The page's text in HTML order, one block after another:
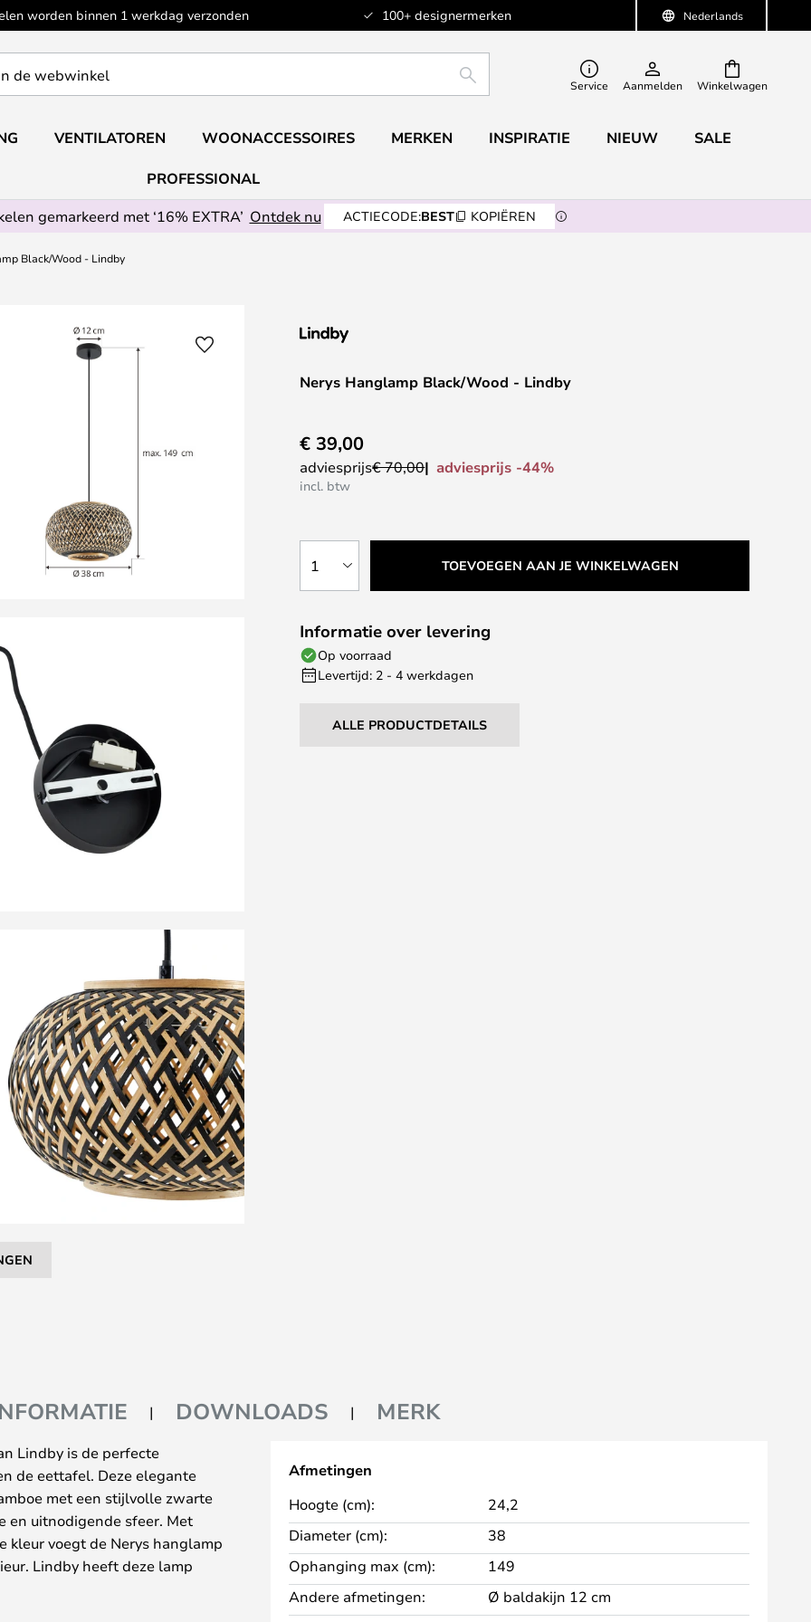
Nederlands
worden binnen 1 werkdag verzonden 100+ designermerken
Winkelwagen
ZOEKEN Service Aanmelden
VENTILATOREN WOONACCESSOIRES MERKEN INSPIRATIE NIEUW SALE
PROFESSIONAL
gemarkeerd met ‘16% EXTRA’ Ontdek nu ACTIECODE:BEST KOPIËREN
Black/Wood - Lindby
Nerys Hanglamp Black/Wood - Lindby
€ 39,00
adviesprijs€ 70,00 adviesprijs -44%
incl. btw
1 TOEVOEGEN AAN JE WINKELWAGEN
Informatie over levering
Op voorraad
Levertijd: 2 - 4 werkdagen
ALLE PRODUCTDETAILS
DOWNLOADS MERK
Lindby is de perfecte
de eettafel. Deze elegante
met een stijlvolle zwarte
en uitnodigende sfeer. Met
kleur voegt de Nerys hanglamp
Lindby heeft deze lamp
in gedachten,
Afmetingen
Hoogte (cm):
24,2
Diameter (cm):
38
Ophanging max (cm):
149
Andere afmetingen:
Ø baldakijn 12 cm